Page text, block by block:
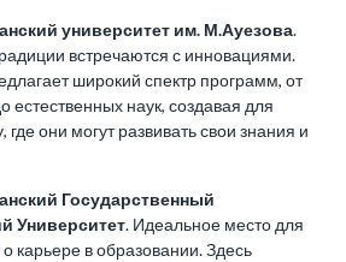
университет им. М.Ауезова.
встречаются с инновациями.
широкий спектр программ, от
естественных наук, создавая для
где они могут развивать свои знания и
Государственный
Университет. Идеальное место для
о карьере в образовании. Здесь